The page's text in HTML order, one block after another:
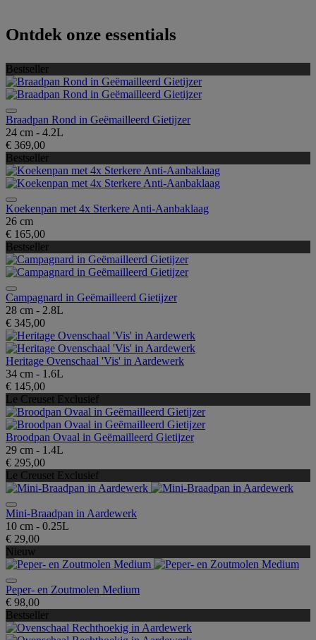
Ontdek onze essentials
Bestseller
Braadpan Rond in Geëmailleerd Gietijzer
24 cm - 4.2L
€ 369,00
Bestseller
Koekenpan met 4x Sterkere Anti-Aanbaklaag
26 cm
€ 165,00
Bestseller
Campagnard in Geëmailleerd Gietijzer
28 cm - 2.8L
€ 345,00
Heritage Ovenschaal 'Vis' in Aardewerk
34 cm - 1.6L
€ 145,00
Le Creuset Exclusief
Broodpan Ovaal in Geëmailleerd Gietijzer
29 cm - 1.4L
€ 295,00
Le Creuset Exclusief
Mini-Braadpan in Aardewerk
10 cm - 0.25L
€ 29,00
Nieuw
Peper- en Zoutmolen Medium
€ 98,00
Bestseller